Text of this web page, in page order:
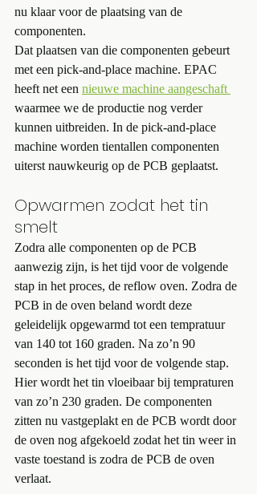
nu klaar voor de plaatsing van de
componenten.
Dat plaatsen van die componenten gebeurt
met een pick-and-place machine. EPAC
heeft net een nieuwe machine aangeschaft
waarmee we de productie nog verder
kunnen uitbreiden. In de pick-and-place
machine worden tientallen componenten
uiterst nauwkeurig op de PCB geplaatst.
Opwarmen zodat het tin
smelt
Zodra alle componenten op de PCB
aanwezig zijn, is het tijd voor de volgende
stap in het proces, de reflow oven. Zodra de
PCB in de oven beland wordt deze
geleidelijk opgewarmd tot een tempratuur
van 140 tot 160 graden. Na zo’n 90
seconden is het tijd voor de volgende stap.
Hier wordt het tin vloeibaar bij tempraturen
van zo’n 230 graden. De componenten
zitten nu vastgeplakt en de PCB wordt door
de oven nog afgekoeld zodat het tin weer in
vaste toestand is zodra de PCB de oven
verlaat.